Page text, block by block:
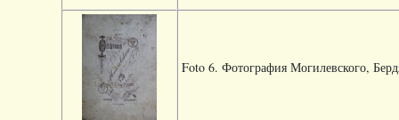
Foto 6. Фотография Могилевского,